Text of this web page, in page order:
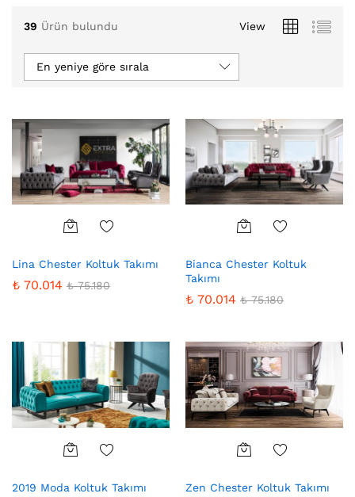
39 Ürün bulundu View
En yeniye göre sırala
riler
e
Lina Chester Koltuk Takımı
₺ 70.014 ₺75.180
riler
Ekle
Bianca Chester Koltuk
Takımı
₺ 70.014 ₺75.180
riler
2019 Moda Koltuk Takımı
riler
Zen Chester Koltuk Takımı